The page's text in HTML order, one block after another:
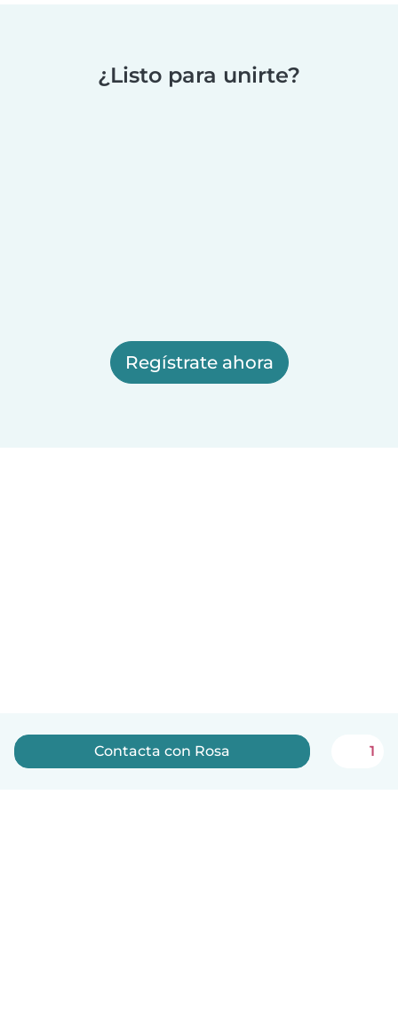
¿Listo para unirte?
Regístrate ahora
Contacta con Rosa 1